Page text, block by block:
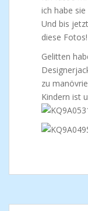
ich habe
Und bis
diese Fotos!
Gelitten
zu
Kindern ist